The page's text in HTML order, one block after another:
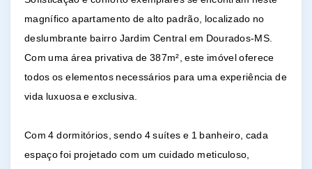
magnífico apartamento de alto padrão, localizado no
deslumbrante bairro Jardim Central em Dourados-MS.
Com uma área privativa de 387m², este imóvel oferece
todos os elementos necessários para uma experiência de
vida luxuosa e exclusiva.
Com 4 dormitórios, sendo 4 suítes e 1 banheiro, cada
espaço foi projetado com um cuidado meticuloso,